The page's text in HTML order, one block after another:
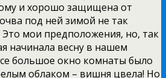
и хорошо защищена от
под ней зимой не так
Это мои предположения, но, так
начинала весну в нашем
большое окно комнаты было
облаком – вишня цвела! Но